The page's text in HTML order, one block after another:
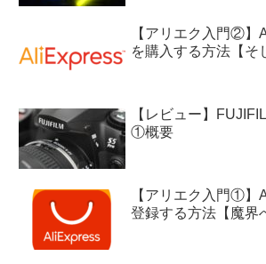
【アリエク入門②】
を購入する方法【そ
【レビュー】
①概要
【アリエク入門①】
登録する方法【魔界